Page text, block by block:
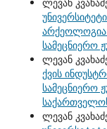
სამეცნიერო
ლევან
ქვის
სამეცნიერო
ლევან